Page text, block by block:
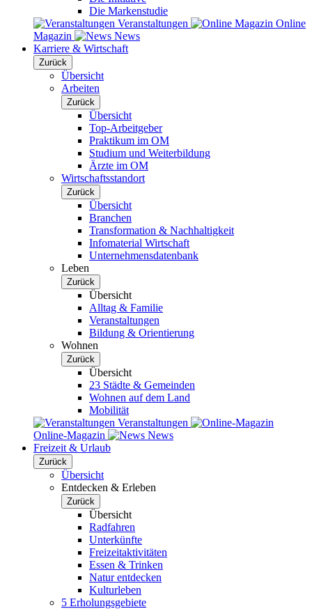
Die Markenstudie
Veranstaltungen
Online
Magazin
News
Karriere & Wirtschaft
Zurück
Übersicht
Arbeiten
Zurück
Übersicht
Top-Arbeitgeber
Praktikum im OM
Studium und Weiterbildung
Ärzte im OM
Wirtschaftsstandort
Zurück
Übersicht
Branchen
Transformation & Nachhaltigkeit
Infomaterial Wirtschaft
Unternehmensdatenbank
Leben
Zurück
Übersicht
Alltag & Familie
Veranstaltungen
Bildung & Orientierung
Wohnen
Zurück
Übersicht
23 Städte & Gemeinden
Wohnen auf dem Land
Mobilität
Veranstaltungen
Online-Magazin
News
Freizeit & Urlaub
Zurück
Übersicht
Entdecken & Erleben
Zurück
Übersicht
Radfahren
Unterkünfte
Freizeitaktivitäten
Essen & Trinken
Natur entdecken
Kulturleben
5 Erholungsgebiete